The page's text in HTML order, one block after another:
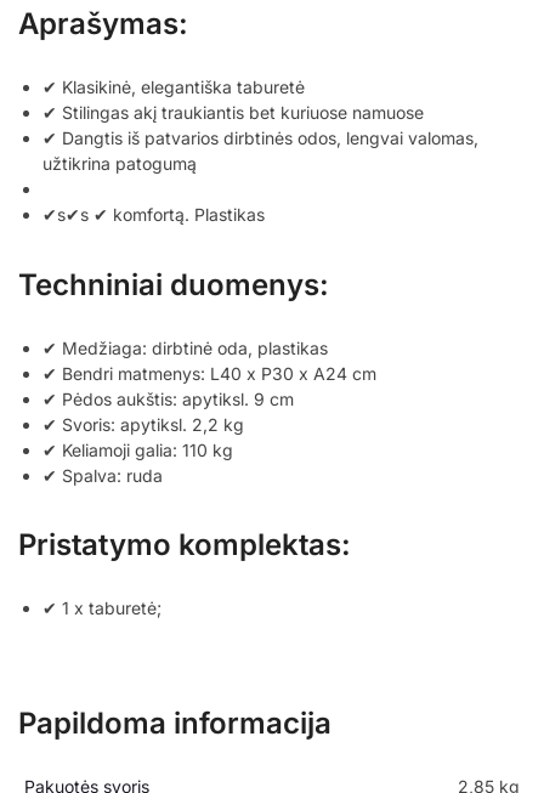
Aprašymas:
✔ Klasikinė, elegantiška taburetė
✔ Stilingas akį traukiantis bet kuriuose namuose
✔ Dangtis iš patvarios dirbtinės odos, lengvai valomas,
užtikrina patogumą
✔s✔s ✔ komfortą. Plastikas
Techniniai duomenys:
✔ Medžiaga: dirbtinė oda, plastikas
✔ Bendri matmenys: L40 x P30 x A24 cm
✔ Pėdos aukštis: apytiksl. 9 cm
✔ Svoris: apytiksl. 2,2 kg
✔ Keliamoji galia: 110 kg
✔ Spalva: ruda
Pristatymo komplektas:
✔ 1 x taburetė;
Papildoma informacija
Pakuotės svoris 2,85 kg